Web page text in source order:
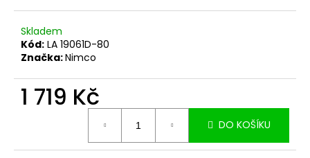
Skladem
Kód: LA 19061D-80
Značka:Nimco
1 719 Kč
DO KOŠÍKU
u
č
u
m